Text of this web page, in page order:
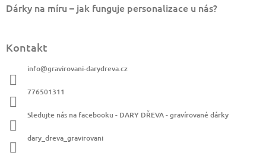
Dárky na míru – jak funguje personalizace u nás?
Kontakt
info@gravirovani-darydreva.cz
776501311
Sledujte nás na facebooku - DARY DŘEVA - gravírované dárky
dary_dreva_gravirovani